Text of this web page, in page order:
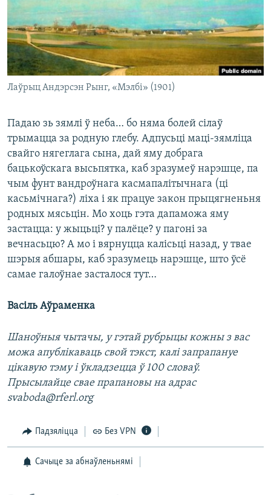
КУЛЬТУРА
КАЛЯНДАР
МОВА
НА ХВАЛЯХ СВАБОДЫ
Лаўрыц Андэрсэн Рынг, «Мэлбі» (1901)
Падаю зь зямлі ў неба… бо няма болей сілаў
трымацца за родную глебу. Адпусьці маці-зямліца
свайго нягеглага сына, дай яму добрага
бацькоўскага высьпятка, каб зразумеў нарэшце, па
чым фунт вандроўнага касмапалітычнага (ці
касьмічнага?) ліха і як працуе закон прыцягненьня
родных мясьцін. Мо хоць гэта дапаможа яму
застацца: у жыцьці? у палёце? у пагоні за
вечнасьцю? А мо і вярнуцца калісьці назад, у твае
шэрыя абшары, каб зразумець нарэшце, што ўсё
самае галоўнае засталося тут…
Васіль Аўраменка
Шаноўныя чытачы, у гэтай рубрыцы кожны з вас
можа апублікаваць свой тэкст, калі запрапануе
цікавую тэму і ўкладзецца ў 100 словаў.
Прысылайце свае прапановы на адрас
svaboda@rferl.org
Падзяліцца Без VPN
Сачыце за абнаўленьнямі